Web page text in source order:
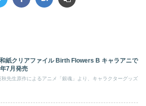
紙クリアファイル Birth Flowers B キャラアニで
7月発売
秋先生原作によるアニメ「銀魂」より、キャラクターグッズ